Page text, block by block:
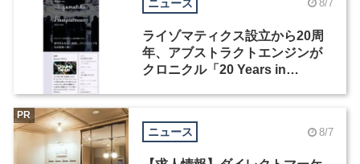
ニュース 8/7
ライゾマティクス設立から20周
年、アブストラクトエンジンが
クロニクル「20 Years in
ニュース 8/7
PR